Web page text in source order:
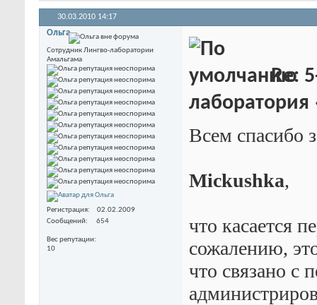
30.03.2010 14:17
Ольга
Сотрудник Лингво-лаборатории
Амальгама
Регистрация
02.02.2009
Сообщений
654
Вес репутации
10
Re:
Всем спасибо
Mickushka,
что касается
сожалению,
что связано с